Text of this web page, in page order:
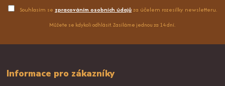
Souhlasím se zpracováním osobních údajůza účelem rozesílky newsletteru.
Můžete se kdykoli odhlásit. Zasíláme jednou za 14 dní.
Informace pro zákazníky